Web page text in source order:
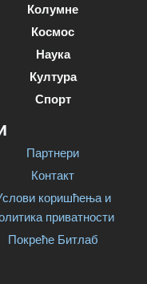
Колумне
Космос
Наука
Култура
Спорт
Партнери
Контакт
коришћења и
приватности
Покреће Битлаб